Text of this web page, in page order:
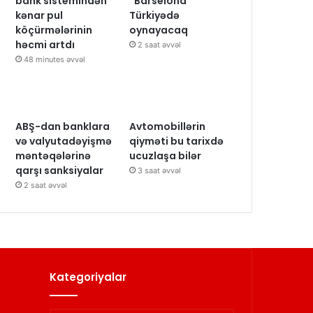
kənar pul
köçürmələrinin
həcmi artdı
48 minutes əvvəl
Türkiyədə
oynayacaq
2 saat əvvəl
ABŞ-dan banklara
və valyutadəyişmə
məntəqələrinə
qarşı sanksiyalar
2 saat əvvəl
Avtomobillərin
qiyməti bu tarixdə
ucuzlaşa bilər
3 saat əvvəl
Kategoriyalar